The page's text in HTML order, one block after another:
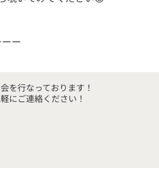
を行なっております！
にご連絡ください！